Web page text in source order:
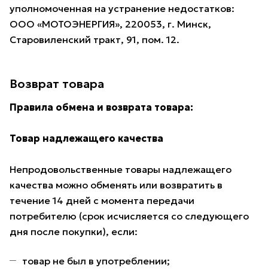
уполномоченная на устранение недостатков:
ООО «МОТОЭНЕРГИЯ», 220053, г. Минск,
Старовиленский тракт, 91, пом. 12.
Возврат товара
Правила обмена и возврата товара:
Товар надлежащего качества
Непродовольственные товары надлежащего
качества можно обменять или возвратить в
течение 14 дней с момента передачи
потребителю (срок исчисляется со следующего
дня после покупки), если:
товар не был в употреблении;